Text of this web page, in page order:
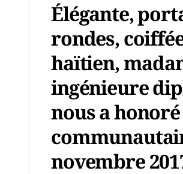
Élégante,
rondes,
haïtien,
ingénieure
nous a
novembre